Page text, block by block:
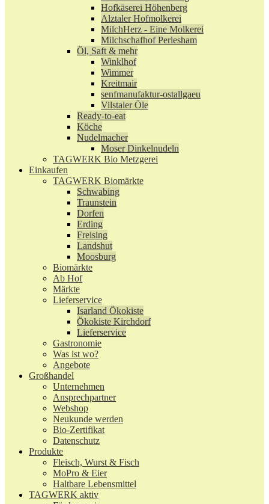
Hofkäserei Höhenberg
Alztaler Hofmolkerei
MilchHerz - Eine Molkerei
Milchschafhof Perlesham
Öl, Saft & mehr
Winklhof
Wimmer
Kreitmair
senfmanufaktur-ostallgaeu
Vilstaler Öle
Ready-to-eat
Köche
Nudelmacher
Moser Dinkelnudeln
TAGWERK Bio Metzgerei
Einkaufen
TAGWERK Biomärkte
Schwabing
Traunstein
Dorfen
Erding
Freising
Landshut
Moosburg
Biomärkte
Ab Hof
Märkte
Lieferservice
Isarland Ökokiste
Ökokiste Kirchdorf
Lieferservice
Gastronomie
Was ist wo?
Angebote
Großhandel
Unternehmen
Ansprechpartner
Webshop
Neukunde werden
Bio-Zertifikat
Datenschutz
Produkte
Fleisch, Wurst & Fisch
MoPro & Eier
Haltbare Lebensmittel
TAGWERK aktiv